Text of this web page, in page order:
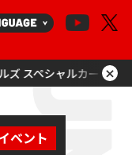
ライセットを更新！
×
ベント